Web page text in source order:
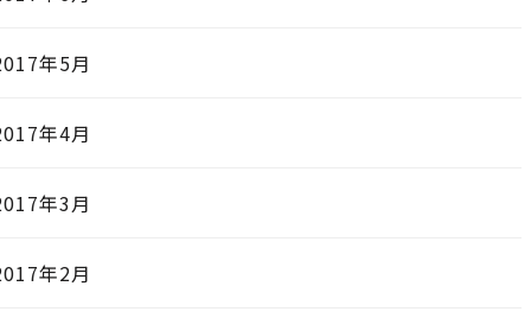
年5月
年4月
年3月
年2月